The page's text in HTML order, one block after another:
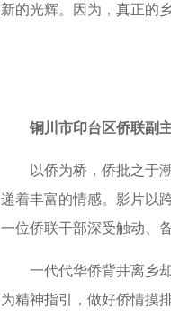
新的光辉。因为，真正的
铜川市印台区侨联副
以侨为桥，侨批之于
递着丰富的情感。影片以
一位侨联干部深受触动、
一代代华侨背井离乡
为精神指引，做好侨情摸